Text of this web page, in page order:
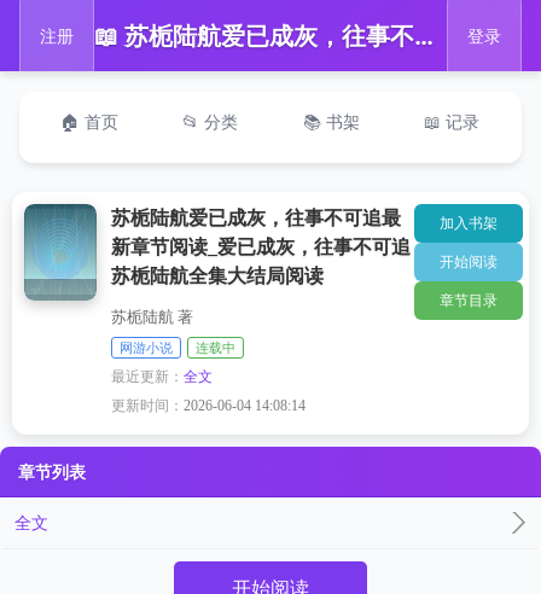
注册 📖 苏栀陆航爱已成灰，往事不可追最新章节阅读_爱已成灰，往事不可追苏栀陆航全集大结局阅读 登录
🏠 首页 📂 分类 📚 书架 📖 记录
苏栀陆航爱已成灰，往事不可追最
新章节阅读_爱已成灰，往事不可追
苏栀陆航全集大结局阅读
苏栀陆航 著
网游小说 连载中
最近更新：全文
更新时间：2026-06-04 14:08:14
加入书架
开始阅读
章节目录
章节列表
全文
开始阅读